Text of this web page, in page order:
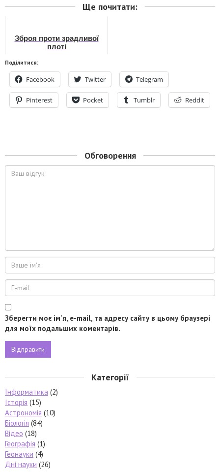
Ще почитати:
Зброя проти зрадливої
плоті
Поділитися:
Facebook Twitter Telegram
Pinterest Pocket Tumblr Reddit
Обговорення
Зберегти моє ім'я, e-mail, та адресу сайту в цьому браузері
для моїх подальших коментарів.
Категорії
Інформатика (2)
Історія (15)
Астрономія (10)
Біологія (84)
Відео (18)
Географія (1)
Геонауки (4)
Дні науки (26)